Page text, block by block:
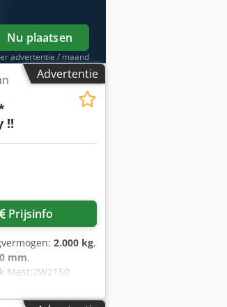
Nu plaatsen
advertentie / maand
Advertentie
!!
Prijsinfo
2.000 kg,
mm,
Mast:2W2150
Capacity:2000 kg
- Pyroban !!!!